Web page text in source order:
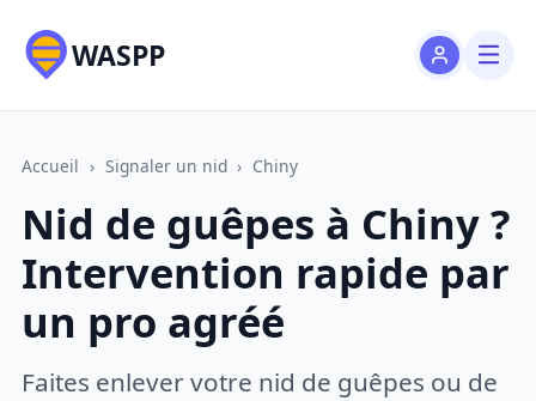
WASPP
Accueil › Signaler un nid › Chiny
Nid de guêpes à Chiny ?
Intervention rapide par
un pro agréé
Faites enlever votre nid de guêpes ou de